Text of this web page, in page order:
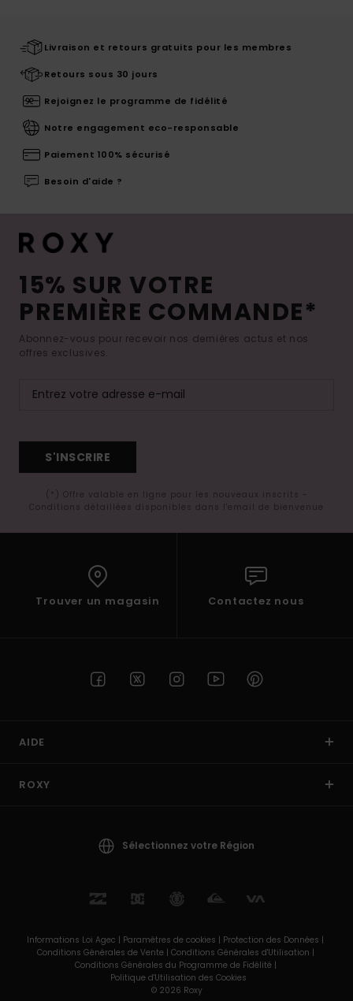
Livraison et retours gratuits pour les membres
Retours sous 30 jours
Rejoignez le programme de fidélité
Notre engagement eco-responsable
Paiement 100% sécurisé
Besoin d'aide ?
15% SUR VOTRE
PREMIÈRE COMMANDE*
Abonnez-vous pour recevoir nos dernières actus et nos
offres exclusives.
S'INSCRIRE
(*) Offre valable en ligne pour les nouveaux inscrits -
Conditions détaillées disponibles dans l'email de bienvenue
Trouver un magasin Contactez nous
AIDE
ROXY
Sélectionnez votre Région
Informations Loi Agec | Paramètres de cookies | Protection des Données |
Conditions Générales de Vente | Conditions Générales d'Utilisation |
Conditions Générales du Programme de Fidélité |
Politique d'Utilisation des Cookies
© 2026 Roxy